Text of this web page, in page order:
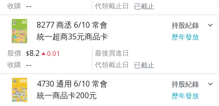
收購 --
代領截止日
已截止
8277 商丞 6/10 常會 持股紀錄
統一超商35元商品卡
歷年發放
股價
8.2
0.01
收購 --
最後買進日
代領截止日
已截止
4730 通用 6/10 常會 持股紀錄
統一商品卡200元
歷年發放